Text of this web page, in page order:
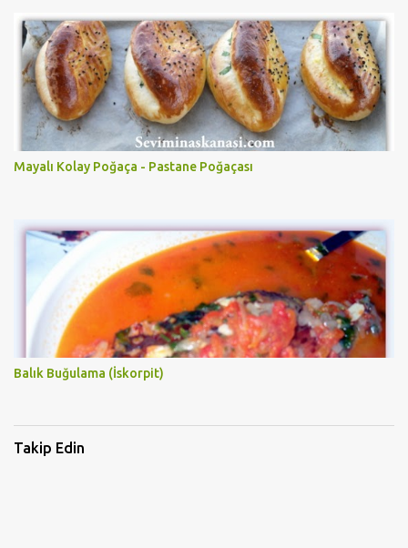
Mayalı Kolay Poğaça - Pastane Poğaçası
Balık Buğulama (İskorpit)
Takip Edin